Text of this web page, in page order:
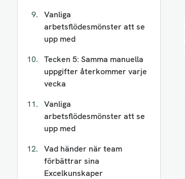
Vanliga
arbetsflödesmönster att se
upp med
Tecken 5: Samma manuella
uppgifter återkommer varje
vecka
Vanliga
arbetsflödesmönster att se
upp med
Vad händer när team
förbättrar sina
Excelkunskaper